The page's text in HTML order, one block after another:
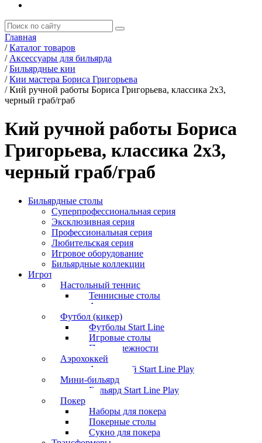
Главная
/ Каталог товаров
/ Аксессуары для бильярда
/ Бильярдные кии
/ Кии мастера Бориса Григорьева
/ Кий ручной работы Бориса Григорьева, классика 2х3,
черный граб/граб
Кий ручной работы Бориса
Григорьева, классика 2х3,
черный граб/граб
Бильярдные столы
Суперпрофессиональная серия
Эксклюзивная серия
Профессиональная серия
Любительская серия
Игровое оборудование
Бильярдные коллекции
Игротека
Настольный теннис
Теннисные столы
Аксессуары
Футбол (кикер)
Футболы Start Line
Игровые столы
Принадлежности
Аэрохоккей
Аэрохоккей Start Line Play
Мини-бильярд
Бильярд Start Line Play
Покер
Наборы для покера
Покерные столы
Сукно для покера